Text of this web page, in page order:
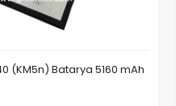
(KM5n) Batarya 5160 mAh